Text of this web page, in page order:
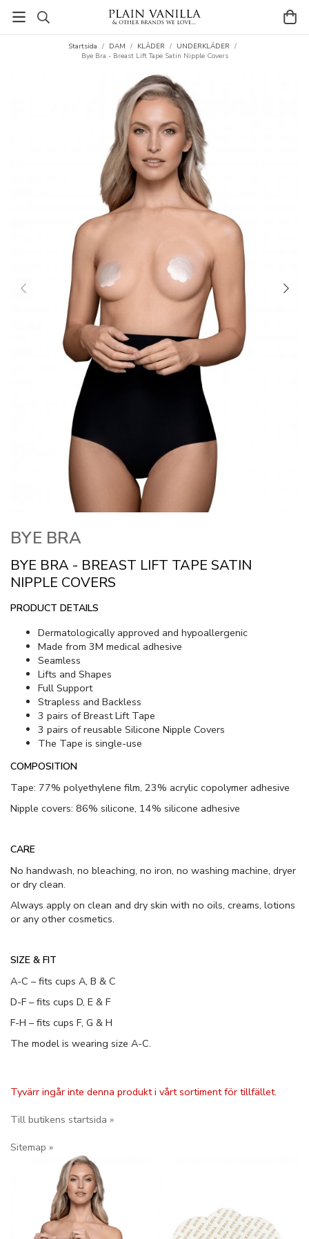
Startsida / DAM / KLÄDER / UNDERKLÄDER /
Bye Bra - Breast Lift Tape Satin Nipple Covers
BYE BRA
BYE BRA - BREAST LIFT TAPE SATIN
NIPPLE COVERS
PRODUCT DETAILS
Dermatologically approved and hypoallergenic
Made from 3M medical adhesive
Seamless
Lifts and Shapes
Full Support
Strapless and Backless
3 pairs of Breast Lift Tape
3 pairs of reusable Silicone Nipple Covers
The Tape is single-use
COMPOSITION
Tape: 77% polyethylene film, 23% acrylic copolymer adhesive
Nipple covers: 86% silicone, 14% silicone adhesive
CARE
No handwash, no bleaching, no iron, no washing machine, dryer
or dry clean.
Always apply on clean and dry skin with no oils, creams, lotions
or any other cosmetics.
SIZE & FIT
A-C – fits cups A, B & C
D-F – fits cups D, E & F
F-H – fits cups F, G & H
The model is wearing size A-C.
Tyvärr ingår inte denna produkt i vårt sortiment för tillfället.
Till butikens startsida »
Sitemap »